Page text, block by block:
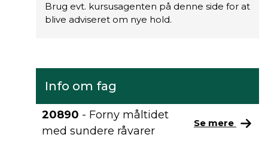
Brug evt. kursusagenten på denne side for at
blive adviseret om nye hold.
Info om fag
20890 - Forny måltidet
med sundere råvarer
Se mere